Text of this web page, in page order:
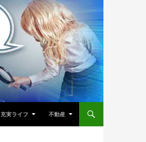
充実ライフ 不動産